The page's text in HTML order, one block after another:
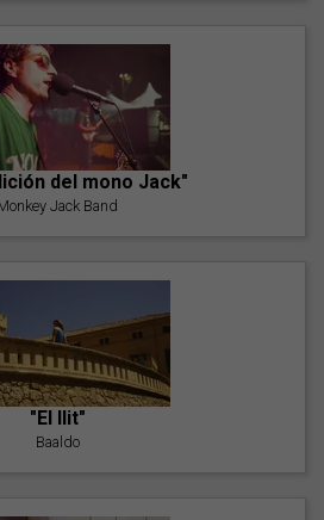
del mono Jack"
Jack Band
"El llit"
Baaldo